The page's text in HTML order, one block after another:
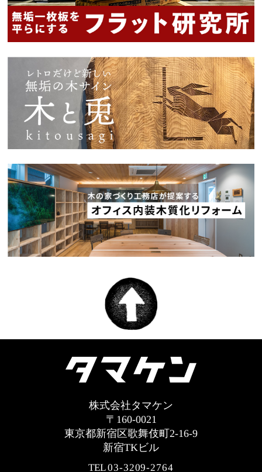
株式会社タマケン
〒160-0021
東京都新宿区歌舞伎町2-16-9
新宿TKビル
TEL03-3209-2764